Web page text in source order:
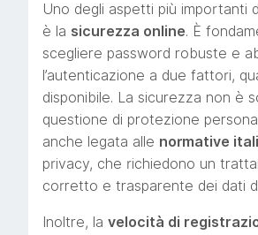
Uno degli aspetti più importanti
è la sicurezza online. È
scegliere password robuste e
l’autenticazione a due fattori,
disponibile. La sicurezza non è
questione di protezione
anche legata alle normative
privacy, che richiedono un
corretto e trasparente dei dati
Inoltre, la velocità di